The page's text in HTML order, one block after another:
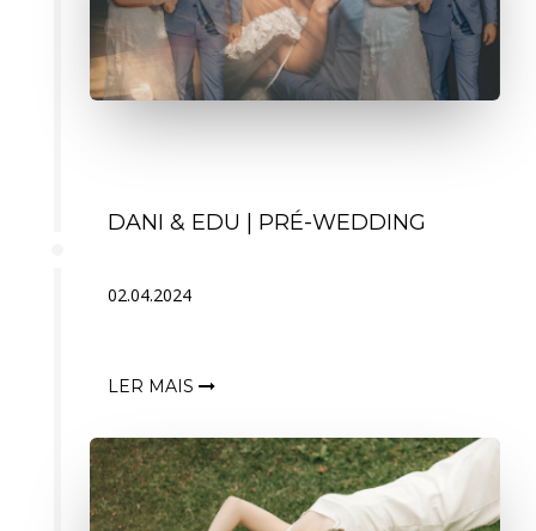
DANI & EDU | PRÉ-WEDDING
02.04.2024
LER MAIS